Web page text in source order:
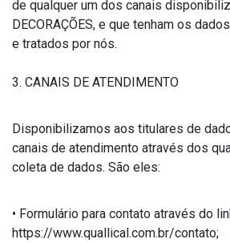
de qualquer um dos canais
DECORAÇÕES, e que tenham os
e tratados por nós.
3. CANAIS DE ATENDIMENTO
Disponibilizamos aos titulares de
canais de atendimento através dos
coleta de dados. São eles:
• Formulário para contato através do
https://www.quallical.com.br/contato;